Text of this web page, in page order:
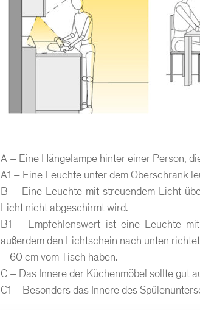
A – Eine Hängelampe hinter einer Person,
A1 – Eine Leuchte unter dem Oberschrank
B – Eine Leuchte mit streuendem Licht
Licht nicht abgeschirmt wird.
B1 – Empfehlenswert ist eine Leuchte
außerdem den Lichtschein nach unten
– 60 cm vom Tisch haben.
C – Das Innere der Küchenmöbel sollte gut
C1 – Besonders das Innere des